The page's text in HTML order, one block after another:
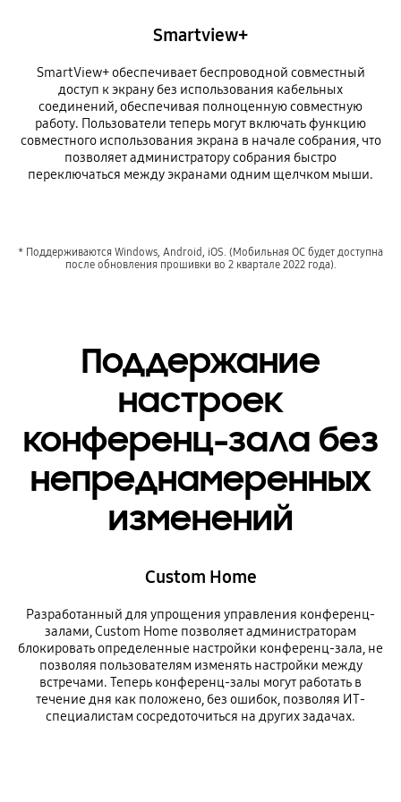
Smartview+
SmartView+ обеспечивает беспроводной совместный
доступ к экрану без использования кабельных
соединений, обеспечивая полноценную совместную
работу. Пользователи теперь могут включать функцию
совместного использования экрана в начале собрания, что
позволяет администратору собрания быстро
переключаться между экранами одним щелчком мыши.
* Поддерживаются Windows, Android, iOS. (Мобильная ОС будет доступна
после обновления прошивки во 2 квартале 2022 года).
Поддержание
настроек
конференц-зала без
непреднамеренных
изменений
Custom Home
Разработанный для упрощения управления конференц-
залами, Custom Home позволяет администраторам
блокировать определенные настройки конференц-зала, не
позволяя пользователям изменять настройки между
встречами. Теперь конференц-залы могут работать в
течение дня как положено, без ошибок, позволяя ИТ-
специалистам сосредоточиться на других задачах.